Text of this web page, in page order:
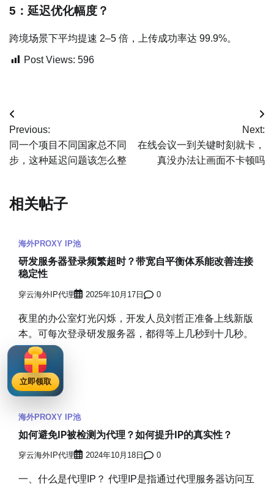
5：延迟优化幅度？
跨境场景下平均提速 2–5 倍，上传成功率达 99.9%。
Post Views: 596
文
章
导
Previous:
同一个项目不同国家总不同
步，这种延迟问题该怎么整
Next:
在线会议一到关键时刻就卡，
真没办法让画面不卡顿吗
相关帖子
海外PROXY IP池
研发服务器登录频繁超时？带宽自平衡体系能改善连接
稳定性
穿云海外IP代理 2025年10月17日 0
夜里的办公室灯光闪烁，开发人员刘哲正准备上线新版
本。可每次登录研发服务器，都得等上几秒到十几秒。
[…]
海外PROXY IP池
如何避免IP被检测为代理？如何提升IP的真实性？
穿云海外IP代理 2024年10月18日 0
一、什么是代理IP？ 代理IP是指通过代理服务器访问互
立即领取